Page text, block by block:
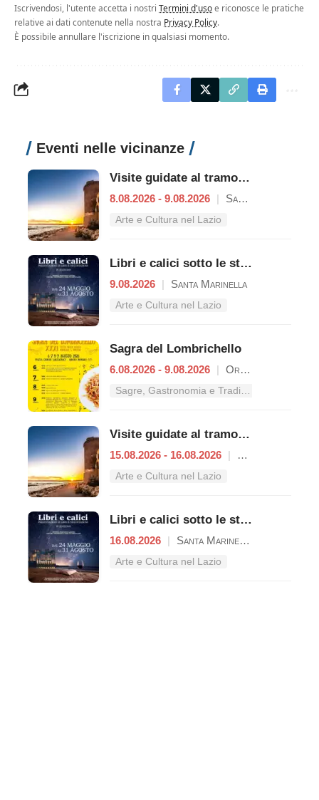
Iscrivendosi, l'utente accetta i nostri Termini d'usoe riconosce le pratiche
relative ai dati contenute nella nostra Privacy Policy.
È possibile annullare l'iscrizione in qualsiasi momento.
Eventi nelle vicinanze
Visite guidate al tramonto a Castello di Santa Severa
8.08.2026 - 9.08.2026 | Santa Marinella
Arte e Cultura nel Lazio
Libri e calici sotto le stelle del Castello
9.08.2026 | Santa Marinella
Arte e Cultura nel Lazio
Sagra del Lombrichello
6.08.2026 - 9.08.2026 | Oriolo Romano
Visite guidate al tramonto a Castello di Santa Severa
15.08.2026 - 16.08.2026 |
Arte e Cultura nel Lazio
Libri e calici sotto le stelle del Castello
16.08.2026 | Santa Marinella
Arte e Cultura nel Lazio